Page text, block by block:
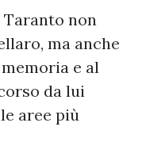
non
ma anche
e al
da lui
aree più